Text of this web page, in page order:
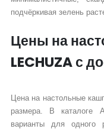
подчёркивая зелень
Цены на
LECHUZA с
Цена на настольные
размера. В каталоге
варианты для одного